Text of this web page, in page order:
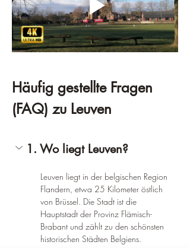
Häufig gestellte Fragen
(FAQ) zu Leuven
1. Wo liegt Leuven?
Leuven liegt in der belgischen Region
Flandern, etwa 25 Kilometer östlich
von Brüssel. Die Stadt ist die
Hauptstadt der Provinz Flämisch-
Brabant und zählt zu den schönsten
historischen Städten Belgiens.